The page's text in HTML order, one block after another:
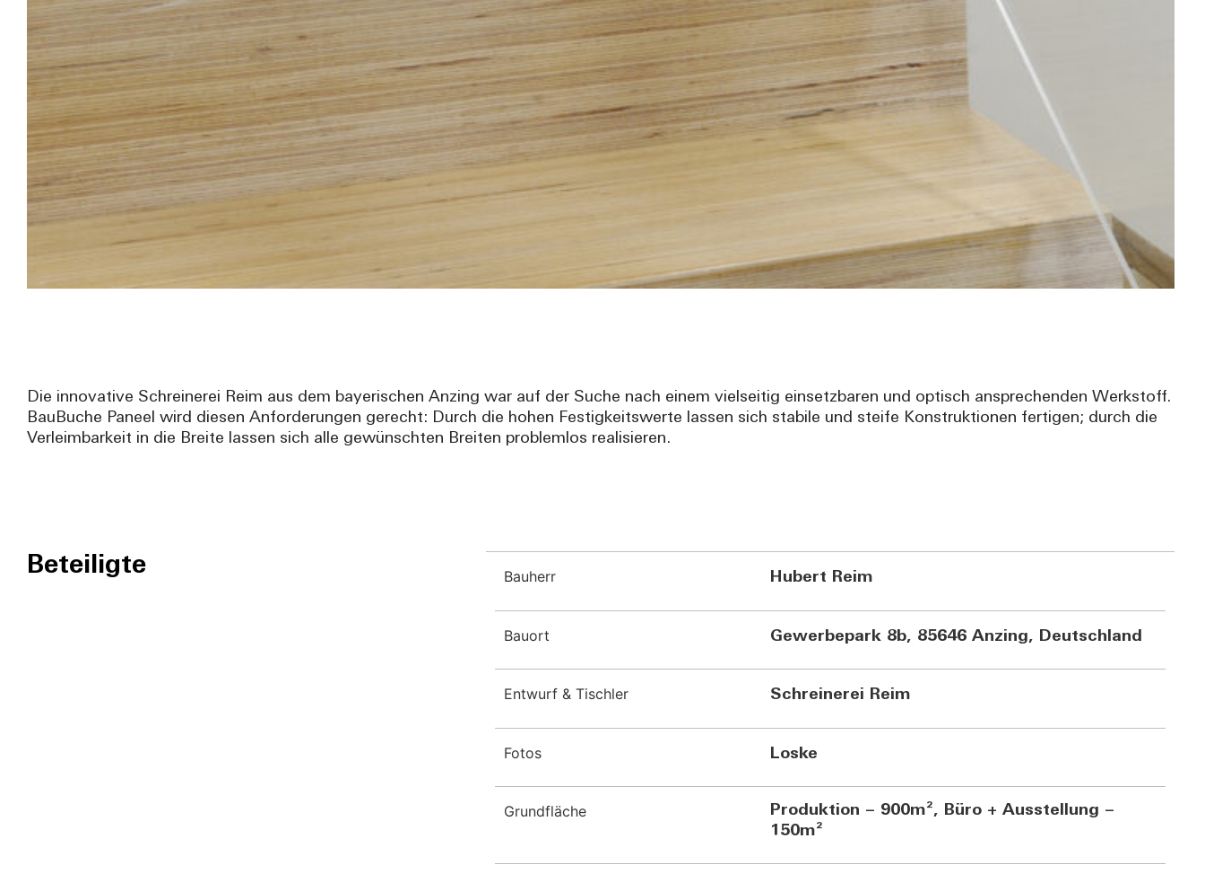
Die innovative Schreinerei Reim aus dem bayerischen Anzing war auf der Suche nach einem vielseitig einsetzbaren und optisch ansprechenden Werkstoff.
BauBuche Paneel wird diesen Anforderungen gerecht: Durch die hohen Festigkeitswerte lassen sich stabile und steife Konstruktionen fertigen; durch die
Verleimbarkeit in die Breite lassen sich alle gewünschten Breiten problemlos realisieren.
Beteiligte Bauherr Hubert Reim
Bauort Gewerbepark 8b, 85646 Anzing, Deutschland
Entwurf & Tischler Schreinerei Reim
Fotos Loske
Grundfläche
Produktion – 900m², Büro + Ausstellung –
150m²